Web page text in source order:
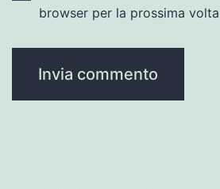
browser per la prossima